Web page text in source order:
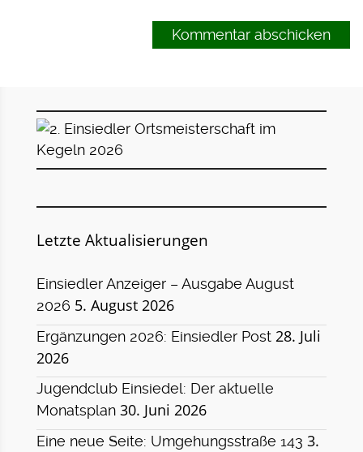
Letzte Aktualisierungen
Einsiedler Anzeiger – Ausgabe August
2026 5. August 2026
Ergänzungen 2026: Einsiedler Post 28. Juli
2026
Jugendclub Einsiedel: Der aktuelle
Monatsplan 30. Juni 2026
Eine neue Seite: Umgehungsstraße 143 3.